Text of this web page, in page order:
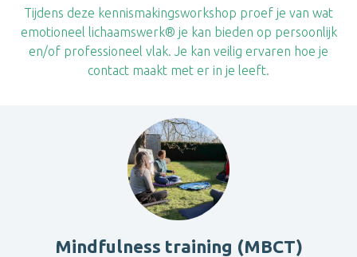
Tijdens deze kennismakingsworkshop proef je van wat
emotioneel lichaamswerk® je kan bieden op persoonlijk
en/of professioneel vlak. Je kan veilig ervaren hoe je
contact maakt met er in je leeft.
Mindfulness training (MBCT)